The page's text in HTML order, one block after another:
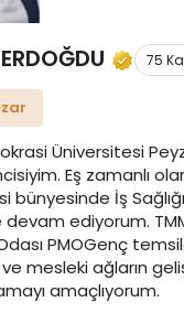
75
Üniversitesi
Eş zamanlı
bünyesinde İş
ediyorum.
PMOGenç
mesleki ağların
amaçlıyorum.